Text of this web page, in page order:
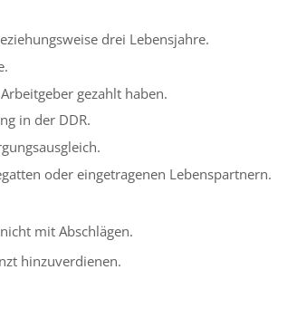
drei Lebensjahre.
gezahlt haben.
in der DDR.
oder eingetragenen Lebenspartnern.
mit Abschlägen.
hinzuverdienen.